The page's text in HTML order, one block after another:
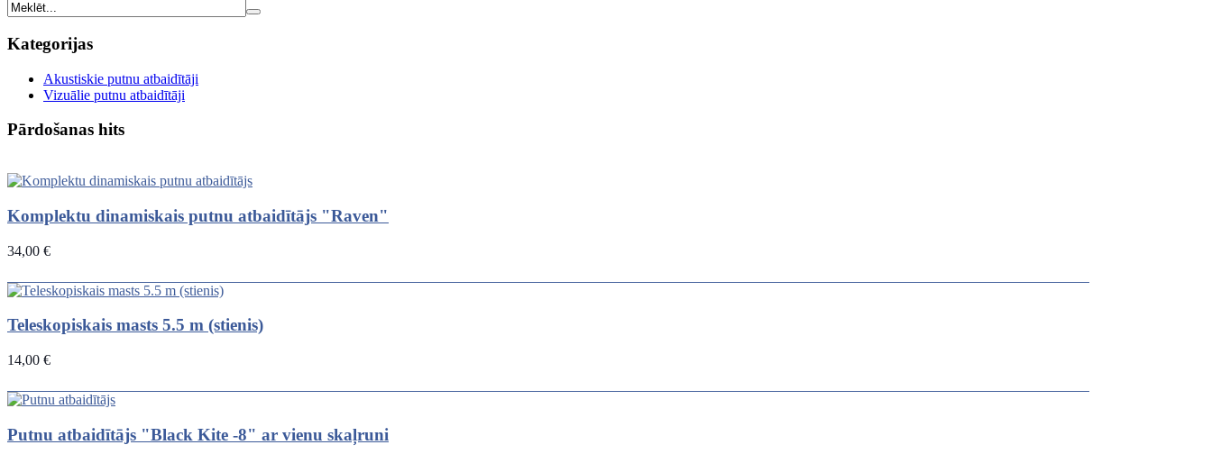
Kategorijas
Akustiskie putnu atbaidītāji
Vizuālie putnu atbaidītāji
Pārdošanas hits
Komplektu dinamiskais putnu atbaidītājs "Raven"
34,00 €
Teleskopiskais masts 5.5 m (stienis)
14,00 €
Putnu atbaidītājs "Black Kite -8" ar vienu skaļruni